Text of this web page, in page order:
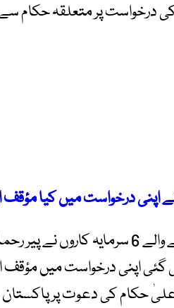
متعلقہ حکام سے 4 ہفتے میں جواب طلب کرلیا
اپنی درخواست میں کیا مؤقف
چین سے تعلق رکھنے والے 6
گئی اپنی درخواست میں مؤقف
حکام کی دعوت پر پاکستان